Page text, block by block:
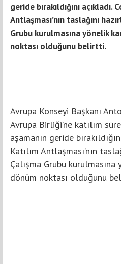
geride bırakıldığını açıkladı.
Antlaşması’nın taslağını
Grubu kurulmasına yönelik
noktası olduğunu belirtti.
Avrupa Konseyi Başkanı
Avrupa Birliği’ne katılım
aşamanın geride
Katılım Antlaşması’nın
Çalışma Grubu
dönüm noktası olduğunu